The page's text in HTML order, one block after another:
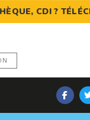
CDI ?